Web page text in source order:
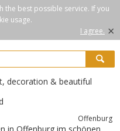
the best possible service. If you
usage.
I agree. ×
decoration & beautiful
Offenburg